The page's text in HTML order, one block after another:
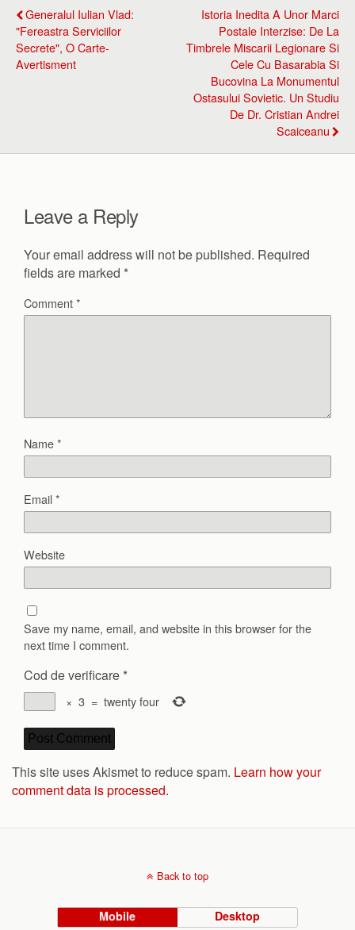
Generalul Iulian Vlad:
"Fereastra Serviciilor
Secrete", O Carte-
Avertisment
Istoria Inedita A Unor Marci
Postale Interzise: De La
Timbrele Miscarii Legionare Si
Cele Cu Basarabia Si
Bucovina La Monumentul
Ostasului Sovietic. Un Studiu
De Dr. Cristian Andrei
Scaiceanu
Leave a Reply
Your email address will not be published. Required
fields are marked *
Comment*
Name*
Email*
Website
Save my name, email, and website in this browser for the
next time I comment.
Cod de verificare *
× 3 = twenty four
This site uses Akismet to reduce spam. Learn how your
comment data is processed.
Back to top
Mobile Desktop